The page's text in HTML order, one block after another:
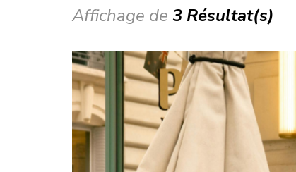
Affichage de 3 Résultat(s)